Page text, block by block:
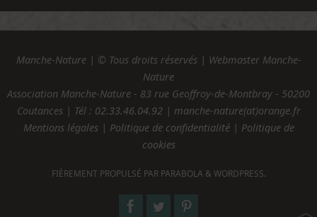
Manche-Nature | © Tous droits réservés | Webmaster Manche-
Nature
Association Manche-Nature - 83 rue Geoffroy-de-Montbray - 50200
Coutances | Tél : 02.33.46.04.92| manche-nature(at)orange.fr
Mentions légales| Politique de confidentialité| Politique de
cookies
FIÈREMENT PROPULSÉ PAR PARABOLA & WORDPRESS.